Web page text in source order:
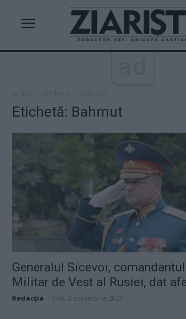
Etichetă: Bahmut
Generalul Sicevoi,
Militar de Vest al Rusiei, dat
Redacţia luni, 2 octombrie 2023